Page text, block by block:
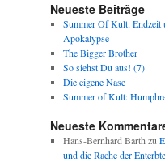
Neueste Beiträge
Summer Of Kult: Endzeit
Apokalypse
The Bigger Brother
So siehst Du aus! (7)
Die eigene Nase
Summer of Kult:
Neueste
Hans-Bernhard Barth zu
und die Rache der